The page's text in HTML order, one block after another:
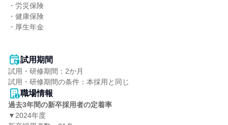
・労災保険
・健康保険
・厚生年金
試用期間
試用・研修期間：2か月
職場情報
過去3年間の新卒採用者の定着率
▼2024年度